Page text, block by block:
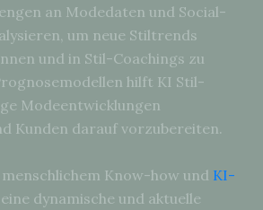
an Modedaten und Social-
um neue Stiltrends
und in Stil-Coachings zu
hilft KI Stil-
Modeentwicklungen
Kunden darauf vorzubereiten.
Know-how und KI-
dynamische und aktuelle